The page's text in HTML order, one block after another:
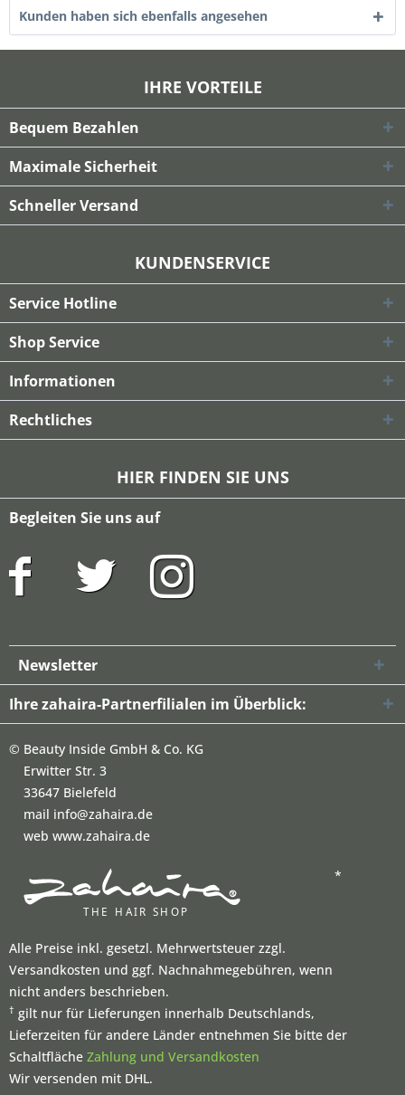
Kunden haben sich ebenfalls angesehen
IHRE VORTEILE
Bequem Bezahlen
Maximale Sicherheit
Schneller Versand
KUNDENSERVICE
Service Hotline
Shop Service
Informationen
Rechtliches
HIER FINDEN SIE UNS
Begleiten Sie uns auf
Newsletter
Ihre zahaira-Partnerfilialen im Überblick:
© Beauty Inside GmbH & Co. KG
Erwitter Str. 3
33647 Bielefeld
mail info@zahaira.de
web www.zahaira.de
*
Alle Preise inkl. gesetzl. Mehrwertsteuer zzgl.
Versandkosten und ggf. Nachnahmegebühren, wenn
nicht anders beschrieben.
† gilt nur für Lieferungen innerhalb Deutschlands,
Lieferzeiten für andere Länder entnehmen Sie bitte der
Schaltfläche Zahlung und Versandkosten
Wir versenden mit DHL.